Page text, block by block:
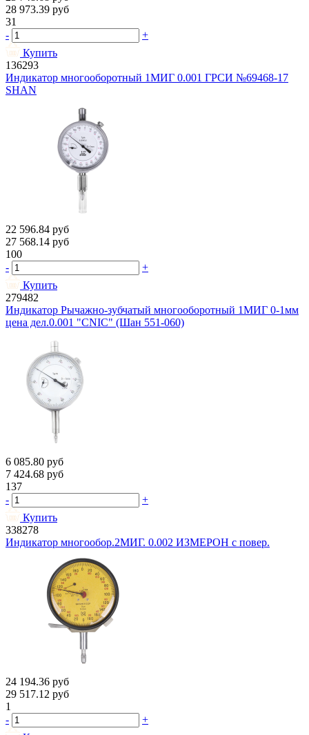
28 973.39 руб
31
-
+
Купить
136293
Индикатор многооборотный 1МИГ 0.001 ГРСИ №69468-17
SHAN
22 596.84 руб
27 568.14 руб
100
-
+
Купить
279482
Индикатор Рычажно-зубчатый многооборотный 1МИГ 0-1мм
цена дел.0.001 "CNIC" (Шан 551-060)
6 085.80 руб
7 424.68 руб
137
-
+
Купить
338278
Индикатор многообор.2МИГ. 0.002 ИЗМЕРОН с повер.
24 194.36 руб
29 517.12 руб
1
-
+